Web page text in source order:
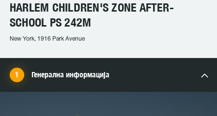
HARLEM CHILDREN'S ZONE AFTER-
SCHOOL PS 242M
New York, 1916 Park Avenue
Генерална информација